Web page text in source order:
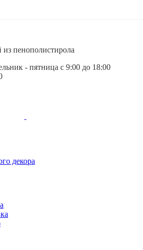
из пенополистирола
- пятница с 9:00 до 18:00
декора